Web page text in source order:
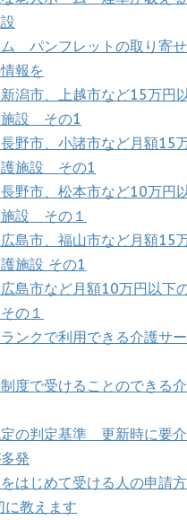
パンフレットの取り寄
報を
潟市、上越市など15万円
施設 その1
野市、小諸市など月額15
護施設 その1
野市、松本市など10万円
施設 その１
島市、福山市など月額15
施設 その1
島市など月額10万円以下
の１
ンクで利用できる介護サ
度で受けることのできる
の判定基準 更新時に要
発
はじめて受ける人の申請
に教えます